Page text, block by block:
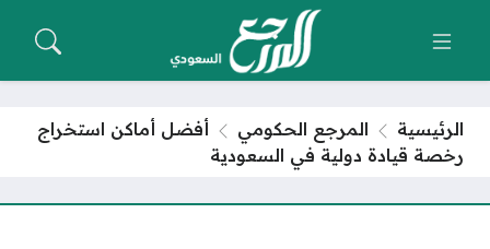
الرئيسية المرجع الحكومي
أفضل أماكن استخراج
رخصة قيادة دولية في السعودية